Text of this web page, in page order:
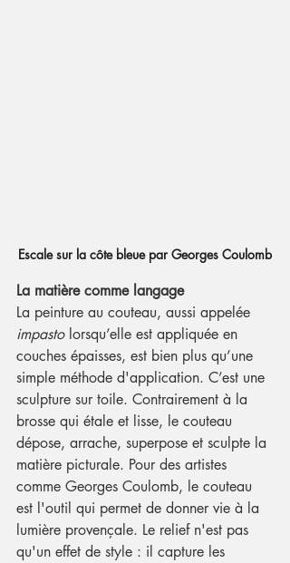
Escale sur la côte bleue par Georges Coulomb
La matière comme langage
La peinture au couteau, aussi appelée
impasto lorsqu’elle est appliquée en
couches épaisses, est bien plus qu’une
simple méthode d'application. C’est une
sculpture sur toile. Contrairement à la
brosse qui étale et lisse, le couteau
dépose, arrache, superpose et sculpte la
matière picturale. Pour des artistes
comme Georges Coulomb, le couteau
est l'outil qui permet de donner vie à la
lumière provençale. Le relief n'est pas
qu'un effet de style : il capture les